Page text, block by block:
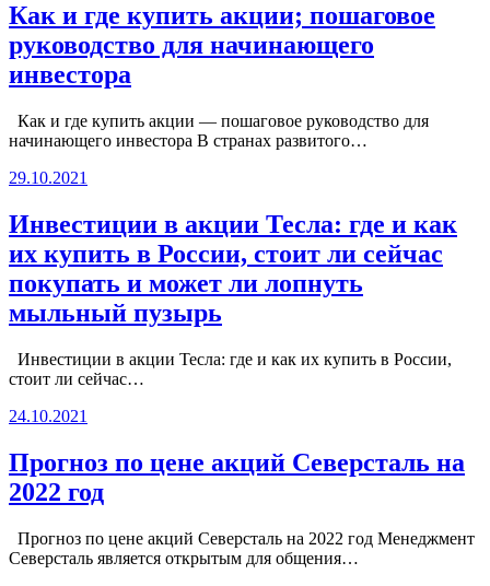
Как и где купить акции; пошаговое
руководство для начинающего
инвестора
Как и где купить акции — пошаговое руководство для
начинающего инвестора В странах развитого…
29.10.2021
Инвестиции в акции Тесла: где и как
их купить в России, стоит ли сейчас
покупать и может ли лопнуть
мыльный пузырь
Инвестиции в акции Тесла: где и как их купить в России,
стоит ли сейчас…
24.10.2021
Прогноз по цене акций Северсталь на
2022 год
Прогноз по цене акций Северсталь на 2022 год Менеджмент
Северсталь является открытым для общения…